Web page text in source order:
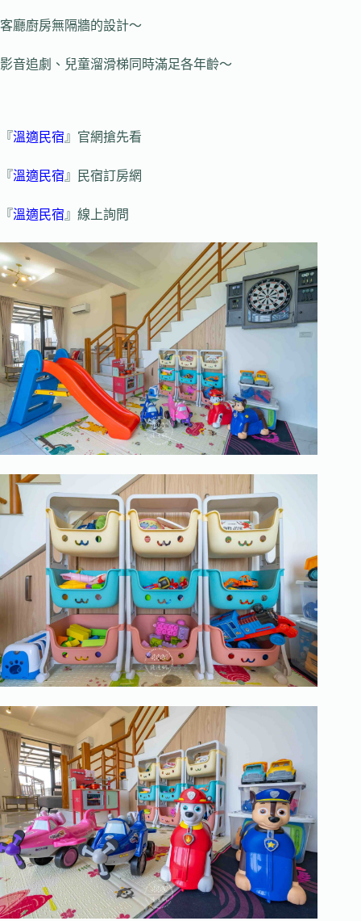
客廳廚房無隔牆的設計～
影音追劇、兒童溜滑梯同時滿足各年齡～
『溫適民宿 』官網搶先看
『溫適民宿 』民宿訂房網
『溫適民宿 』線上詢問